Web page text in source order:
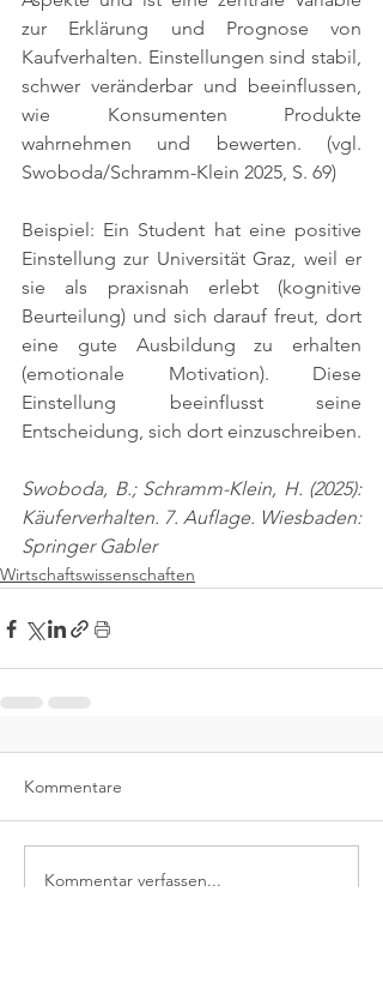
zur Erklärung und Prognose von
Kaufverhalten. Einstellungen sind stabil,
schwer veränderbar und beeinflussen,
wie Konsumenten Produkte
wahrnehmen und bewerten. (vgl.
Swoboda/Schramm-Klein 2025, S. 69)
Beispiel: Ein Student hat eine positive
Einstellung zur Universität Graz, weil er
sie als praxisnah erlebt (kognitive
Beurteilung) und sich darauf freut, dort
eine gute Ausbildung zu erhalten
(emotionale Motivation). Diese
Einstellung beeinflusst seine
Entscheidung, sich dort einzuschreiben.
Swoboda, B.; Schramm-Klein, H. (2025):
Käuferverhalten. 7. Auflage. Wiesbaden:
Springer Gabler
Wirtschaftswissenschaften
Kommentare
Kommentar verfassen...